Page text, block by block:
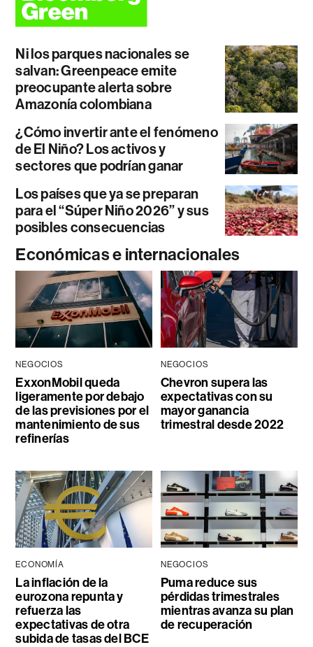
Ni los parques nacionales se
salvan: Greenpeace emite
preocupante alerta sobre
Amazonía colombiana
¿Cómo invertir ante el fenómeno
de El Niño? Los activos y
sectores que podrían ganar
Los países que ya se preparan
para el “Súper Niño 2026” y sus
posibles consecuencias
Económicas e internacionales
NEGOCIOS
ExxonMobil queda
ligeramente por debajo
de las previsiones por el
mantenimiento de sus
refinerías
NEGOCIOS
Chevron supera las
expectativas con su
mayor ganancia
trimestral desde 2022
ECONOMÍA
La inflación de la
eurozona repunta y
refuerza las
expectativas de otra
subida de tasas del BCE
NEGOCIOS
Puma reduce sus
pérdidas trimestrales
mientras avanza su plan
de recuperación